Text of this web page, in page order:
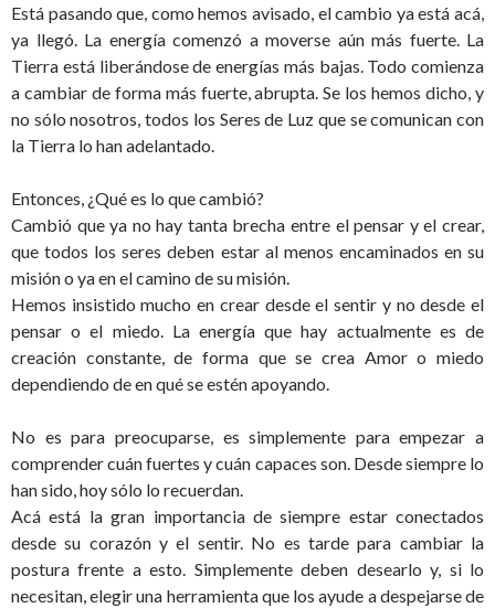
Está pasando que, como hemos avisado, el cambio ya está acá,
ya llegó. La energía comenzó a moverse aún más fuerte. La
Tierra está liberándose de energías más bajas. Todo comienza
a cambiar de forma más fuerte, abrupta. Se los hemos dicho, y
no sólo nosotros, todos los Seres de Luz que se comunican con
la Tierra lo han adelantado.
Entonces, ¿Qué es lo que cambió?
Cambió que ya no hay tanta brecha entre el pensar y el crear,
que todos los seres deben estar al menos encaminados en su
misión o ya en el camino de su misión.
Hemos insistido mucho en crear desde el sentir y no desde el
pensar o el miedo. La energía que hay actualmente es de
creación constante, de forma que se crea Amor o miedo
dependiendo de en qué se estén apoyando.
No es para preocuparse, es simplemente para empezar a
comprender cuán fuertes y cuán capaces son. Desde siempre lo
han sido, hoy sólo lo recuerdan.
Acá está la gran importancia de siempre estar conectados
desde su corazón y el sentir. No es tarde para cambiar la
postura frente a esto. Simplemente deben desearlo y, si lo
necesitan, elegir una herramienta que los ayude a despejarse de